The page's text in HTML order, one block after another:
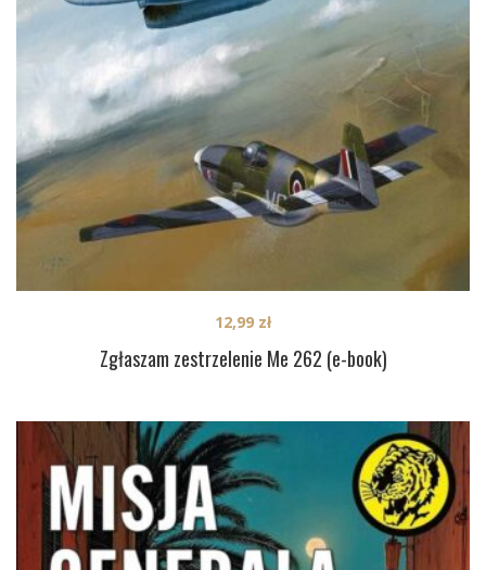
Zgłaszam zestrzelenie Me 262 (e-book)
12,99 zł